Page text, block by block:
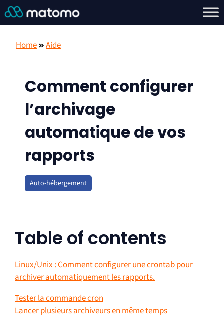
Home Aide
Comment configurer
l’archivage
automatique de vos
rapports
Auto-hébergement
Table of contents
Linux/Unix : Comment configurer une crontab pour
archiver automatiquement les rapports.
Tester la commande cron
Lancer plusieurs archiveurs en même temps